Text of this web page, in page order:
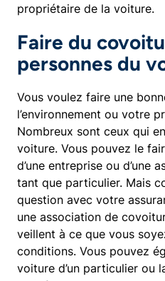
propriétaire de la voiture.
Faire du
personnes du
Vous voulez faire une
l’environnement ou votre
Nombreux sont ceux qui
voiture. Vous pouvez le
d’une entreprise ou d’une
tant que particulier. Mais
question avec votre
une association de
veillent à ce que vous
conditions. Vous pouvez
voiture d’un particulier ou